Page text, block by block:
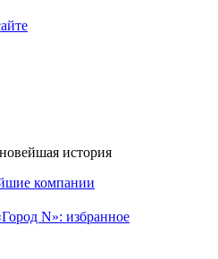
история
компании
N»: избранное